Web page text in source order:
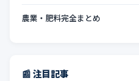
農業・肥料完全まとめ
📰 注目記事